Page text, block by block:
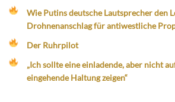
Wie Putins deutsche Lautsprecher den
Drohnenanschlag für antiwestliche
Der Ruhrpilot
„Ich sollte eine einladende, aber nicht
eingehende Haltung zeigen“